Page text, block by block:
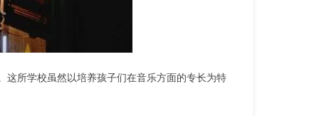
这所学校虽然以培养孩子们在音乐方面的专长为特